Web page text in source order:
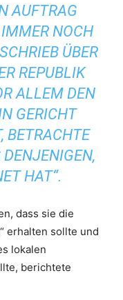
AUFTRAG
IMMER NOCH
ÜBER
REPUBLIK
ALLEM DEN
GERICHT
BETRACHTE
HAT“.
dass sie die
erhalten sollte und
lokalen
berichtete